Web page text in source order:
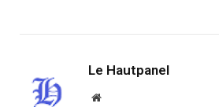
Le Hautpanel
Website